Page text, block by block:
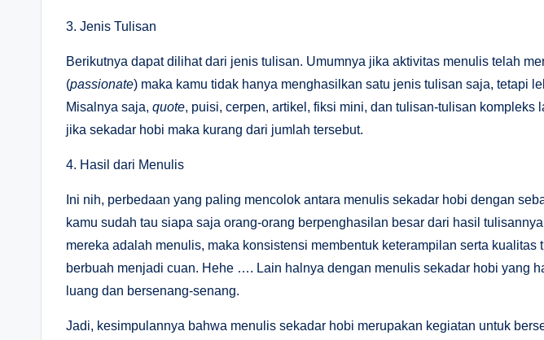
3. Jenis Tulisan
Berikutnya dapat dilihat dari jenis tulisan. Umumnya jika aktivitas menulis telah
(passionate) maka kamu tidak hanya menghasilkan satu jenis tulisan saja, tetapi
Misalnya saja, quote, puisi, cerpen, artikel, fiksi mini, dan tulisan-tulisan kompleks
jika sekadar hobi maka kurang dari jumlah tersebut.
4. Hasil dari Menulis
Ini nih, perbedaan yang paling mencolok antara menulis sekadar hobi dengan
kamu sudah tau siapa saja orang-orang berpenghasilan besar dari hasil
mereka adalah menulis, maka konsistensi membentuk keterampilan serta kualitas
berbuah menjadi cuan. Hehe …. Lain halnya dengan menulis sekadar hobi yang
luang dan bersenang-senang.
Jadi, kesimpulannya bahwa menulis sekadar hobi merupakan kegiatan untuk